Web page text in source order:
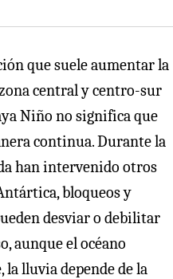
que suele aumentar la
central y centro-sur
Niño no significa que
continua. Durante la
han intervenido otros
bloqueos y
desviar o debilitar
aunque el océano
la lluvia depende de la